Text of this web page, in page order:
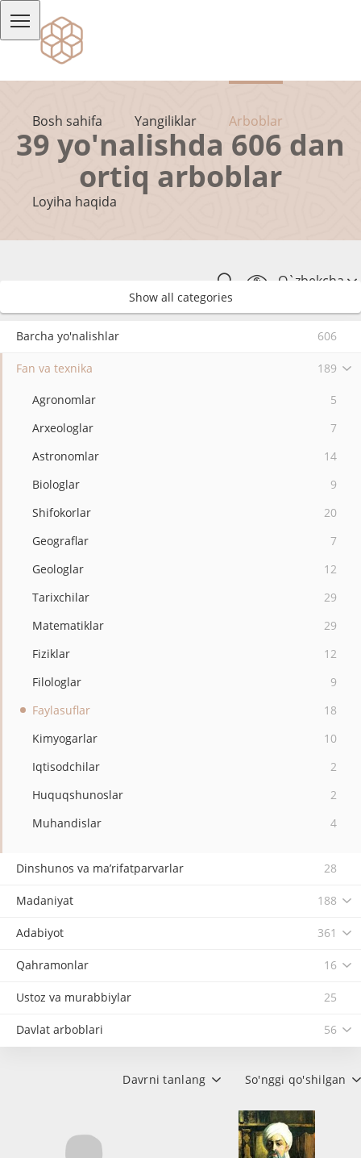
Bosh sahifa Yangiliklar Arboblar
Loyiha haqida
O`zbekcha
39 yo'nalishda 606 dan
ortiq arboblar
Show all categories
Barcha yo'nalishlar 606
Fan va texnika 189
Agronomlar
5
Arxeologlar
7
Astronomlar
14
Biologlar
9
Shifokorlar
20
Geograflar
7
Geologlar
12
Tarixchilar
29
Matematiklar
29
Fiziklar
12
Filologlar
9
Faylasuflar
18
Kimyogarlar
10
Iqtisodchilar
2
Huquqshunoslar
2
Muhandislar
4
Dinshunos va ma’rifatparvarlar 28
Madaniyat 188
Adabiyot 361
Qahramonlar 16
Ustoz va murabbiylar 25
Davlat arboblari 56
So'nggi qo'shilgan
Davrni tanlang